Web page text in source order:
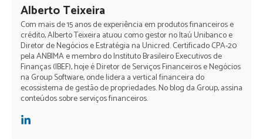
Alberto Teixeira
Com mais de 15 anos de experiência em produtos financeiros e
crédito, Alberto Teixeira atuou como gestor no Itaú Unibanco e
Diretor de Negócios e Estratégia na Unicred. Certificado CPA-20
pela ANBIMA e membro do Instituto Brasileiro Executivos de
Finanças (IBEF), hoje é Diretor de Serviços Financeiros e Negócios
na Group Software, onde lidera a vertical financeira do
ecossistema de gestão de propriedades. No blog da Group, assina
conteúdos sobre serviços financeiros.